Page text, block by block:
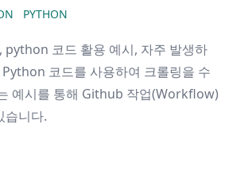
PYTHON
코드 활용 예시, 자주 발생하
코드를 사용하여 크롤링을 수
예시를 통해 Github 작업(Workflow)
습니다.